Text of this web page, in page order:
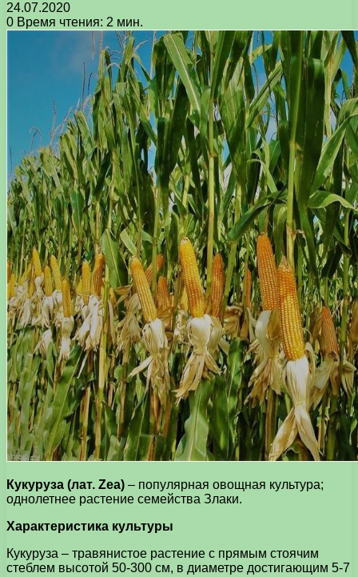
24.07.2020
0 Время чтения: 2 мин.
Кукуруза (лат. Zea) – популярная овощная культура;
однолетнее растение семейства Злаки.
Характеристика культуры
Кукуруза – травянистое растение с прямым стоячим
стеблем высотой 50-300 см, в диаметре достигающим 5-7